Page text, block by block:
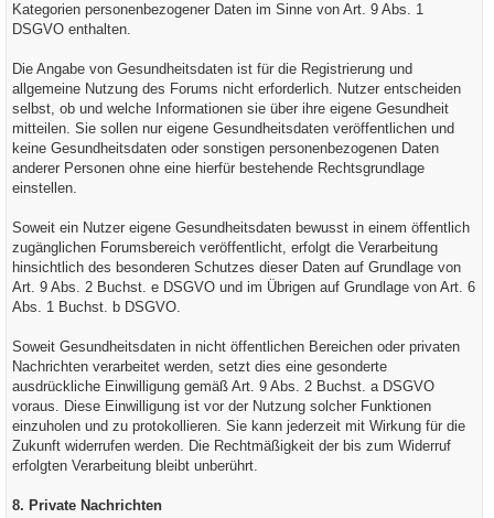
Kategorien personenbezogener Daten im Sinne von Art. 9 Abs. 1
DSGVO enthalten.
Die Angabe von Gesundheitsdaten ist für die Registrierung und
allgemeine Nutzung des Forums nicht erforderlich. Nutzer entscheiden
selbst, ob und welche Informationen sie über ihre eigene Gesundheit
mitteilen. Sie sollen nur eigene Gesundheitsdaten veröffentlichen und
keine Gesundheitsdaten oder sonstigen personenbezogenen Daten
anderer Personen ohne eine hierfür bestehende Rechtsgrundlage
einstellen.
Soweit ein Nutzer eigene Gesundheitsdaten bewusst in einem öffentlich
zugänglichen Forumsbereich veröffentlicht, erfolgt die Verarbeitung
hinsichtlich des besonderen Schutzes dieser Daten auf Grundlage von
Art. 9 Abs. 2 Buchst. e DSGVO und im Übrigen auf Grundlage von Art. 6
Abs. 1 Buchst. b DSGVO.
Soweit Gesundheitsdaten in nicht öffentlichen Bereichen oder privaten
Nachrichten verarbeitet werden, setzt dies eine gesonderte
ausdrückliche Einwilligung gemäß Art. 9 Abs. 2 Buchst. a DSGVO
voraus. Diese Einwilligung ist vor der Nutzung solcher Funktionen
einzuholen und zu protokollieren. Sie kann jederzeit mit Wirkung für die
Zukunft widerrufen werden. Die Rechtmäßigkeit der bis zum Widerruf
erfolgten Verarbeitung bleibt unberührt.
8. Private Nachrichten